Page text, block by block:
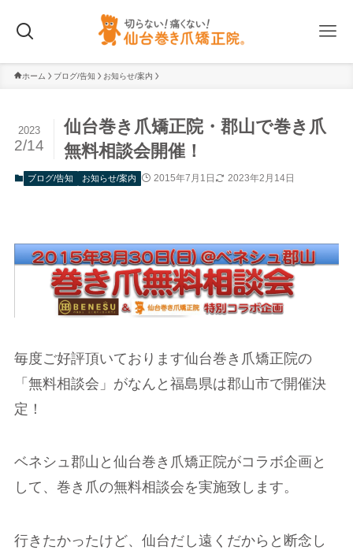
ホーム ブログ/告知 お知らせ/案内
仙台巻き爪矯正院・郡山で巻き爪
無料相談会開催！
2023
2/14
ブログ/告知 お知らせ/案内 2015年7月1日 2023年2月14日
毎度ご好評頂いております仙台巻き爪矯正院の
「無料相談会」がなんと福島県は郡山市で開催決
定！
ベネシュ郡山と仙台巻き爪矯正院がコラボ企画と
して、巻き爪の無料相談会を実施致します。
行きたかったけど、仙台だし遠くだからと断念し